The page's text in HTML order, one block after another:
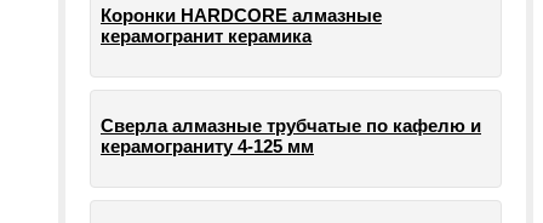
Коронки HARDCORE алмазные
керамогранит керамика
Сверла алмазные трубчатые по кафелю и
керамограниту 4-125 мм